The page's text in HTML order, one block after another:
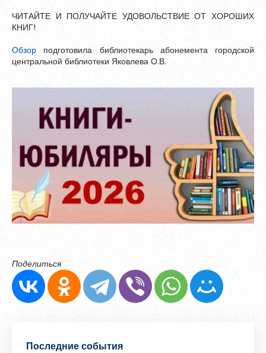
ЧИТАЙТЕ И ПОЛУЧАЙТЕ УДОВОЛЬСТВИЕ ОТ ХОРОШИХ
КНИГ!
Обзор подготовила библиотекарь абонемента городской
центральной библиотеки Яковлева О.В.
Поделиться
Последние события